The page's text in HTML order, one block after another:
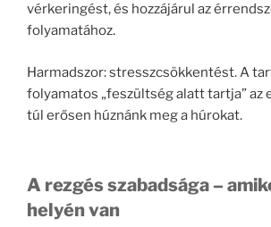
vérkeringést, és hozzájárul az
folyamatához.
Harmadszor: stresszcsökkentést. A
folyamatos „feszültség alatt tartja” az
túl erősen húznánk meg a húrokat.
A rezgés szabadsága –
helyén van